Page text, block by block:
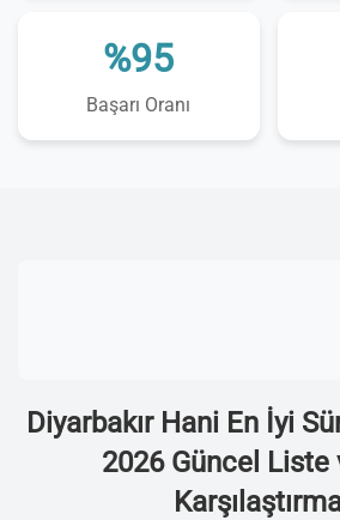
%95
Başarı Oranı
Diyarbakır Hani En İyi
2026 Güncel Liste